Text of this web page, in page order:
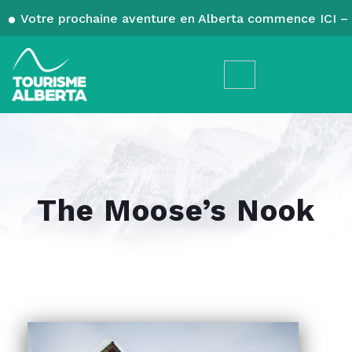
Votre prochaine aventure en Alberta commence ICI
The Moose’s Nook